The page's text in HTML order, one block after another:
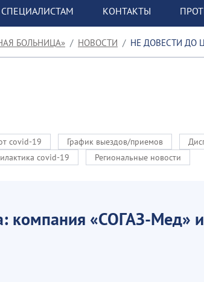
СПЕЦИАЛИСТАМ КОНТАКТЫ
БОЛЬНИЦА» НОВОСТИ НЕ ДОВЕСТИ ДО
covid-19 График выездов/приемов
covid-19 Региональные новости
компания «СОГАЗ-Мед»